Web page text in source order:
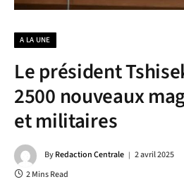
A LA UNE
Le président
2500 nouveaux
et militaires
ByRedaction Centrale 2 avril 2025
2 Mins Read